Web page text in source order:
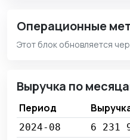
Операционные
Этот блок обновляется
Выручка по
Период
2024-08 6 231